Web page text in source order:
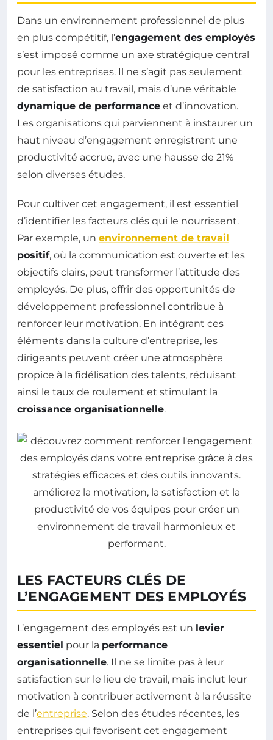
Dans un environnement professionnel de plus
en plus compétitif, l’engagement des employés
s’est imposé comme un axe stratégique central
pour les entreprises. Il ne s’agit pas seulement
de satisfaction au travail, mais d’une véritable
dynamique de performance et d’innovation.
Les organisations qui parviennent à instaurer un
haut niveau d’engagement enregistrent une
productivité accrue, avec une hausse de 21%
selon diverses études.
Pour cultiver cet engagement, il est essentiel
d’identifier les facteurs clés qui le nourrissent.
Par exemple, un environnement de travail
positif, où la communication est ouverte et les
objectifs clairs, peut transformer l’attitude des
employés. De plus, offrir des opportunités de
développement professionnel contribue à
renforcer leur motivation. En intégrant ces
éléments dans la culture d’entreprise, les
dirigeants peuvent créer une atmosphère
propice à la fidélisation des talents, réduisant
ainsi le taux de roulement et stimulant la
croissance organisationnelle.
LES FACTEURS CLÉS DE
L’ENGAGEMENT DES EMPLOYÉS
L’engagement des employés est un levier
essentiel pour la performance
organisationnelle. Il ne se limite pas à leur
satisfaction sur le lieu de travail, mais inclut leur
motivation à contribuer activement à la réussite
de l’entreprise. Selon des études récentes, les
entreprises qui favorisent cet engagement